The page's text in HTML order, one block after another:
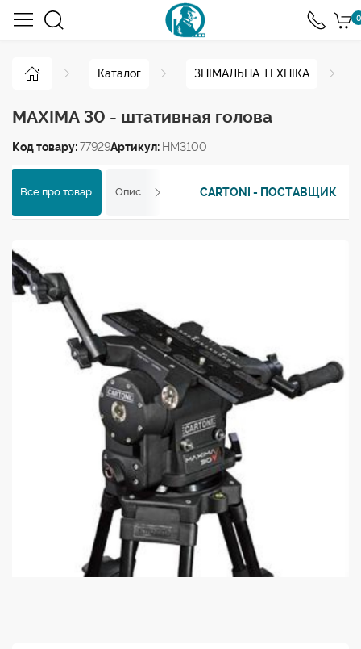
0
Каталог ЗНІМАЛЬНА ТЕХНІКА
MAXIMA 30 - штативная голова
Код товару:77929Артикул: HM3100
Все про товар Опис Характеристики Відгуки
CARTONI - ПОСТАВЩИК